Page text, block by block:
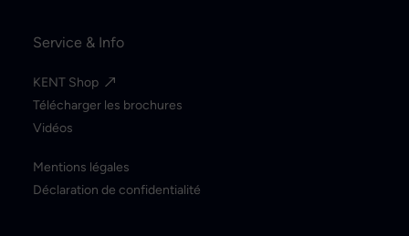
Service & Info
KENT Shop
Télécharger les brochures
Vidéos
Mentions légales
Déclaration de confidentialité